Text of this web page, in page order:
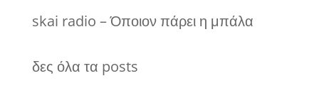
skai radio – Όποιον πάρει η μπάλα
δες όλα τα posts